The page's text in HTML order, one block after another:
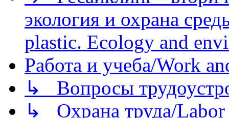
экология и охрана
plastic. Ecology and
Работа и учеба/Work
↳ Вопросы
↳ Охрана труда/Labor